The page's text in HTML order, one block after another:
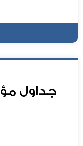
جداول